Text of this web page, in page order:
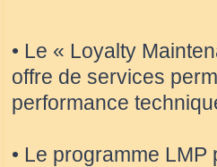
• Le « Loyalty
offre de services
performance
• Le programme